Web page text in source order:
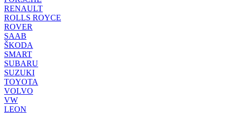
RENAULT
ROLLS ROYCE
ROVER
SAAB
ŠKODA
SMART
SUBARU
SUZUKI
TOYOTA
VOLVO
VW
LEON